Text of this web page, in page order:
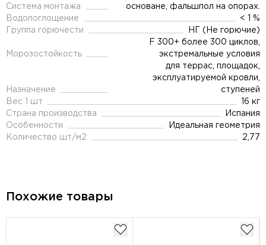
Система монтажа
основане, фальшпол на опорах.
Водопоглощение
< 1 %
Группа горючести
НГ (Не горючие)
Морозостойкость
F 300+ более 300 циклов,
экстремальные условия
Назначение
для террас, площадок,
эксплуатируемой кровли,
ступеней
Вес 1 шт
16 кг
Страна производства
Испания
Особенности
Идеальная геометрия
Количество шт/м2
2,77
Похожие товары